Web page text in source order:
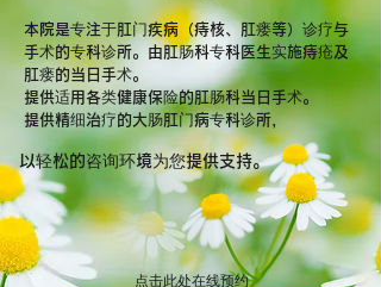
点击此处在线预约
本院是专注于肛门疾病（痔核、肛瘘等）诊疗与
手术的专科诊所。由肛肠科专科医生实施痔疮及
肛瘘的当日手术。
提供适用各类健康保险的肛肠科当日手术。
提供精细治疗的大肠肛门病专科诊所，
以轻松的咨询环境为您提供支持。